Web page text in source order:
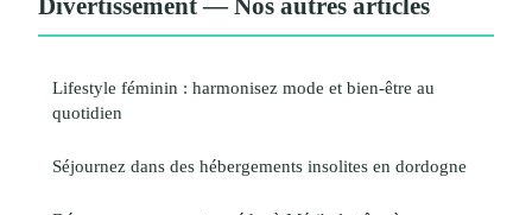
Divertissement — Nos autres articles
Lifestyle féminin : harmonisez mode et bien-être au
quotidien
Séjournez dans des hébergements insolites en dordogne